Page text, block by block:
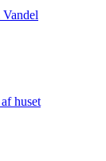
huset